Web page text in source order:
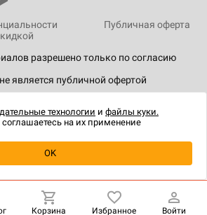
Уведомить о наличии
разрешено только по согласию
является публичной офертой
Публичная оферта
Корзина Избранное Войти
технологии и файлы куки.
на их применение
OK